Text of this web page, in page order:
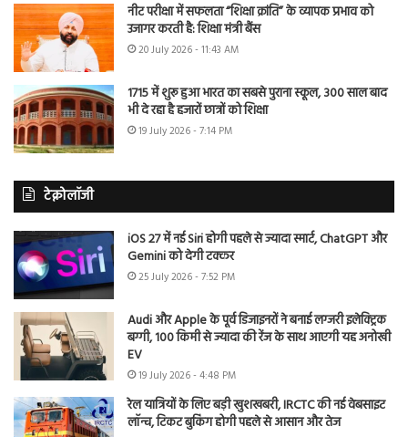
नीट परीक्षा में सफलता “शिक्षा क्रांति” के व्यापक प्रभाव को
उजागर करती है: शिक्षा मंत्री बैंस
20 July 2026 - 11:43 AM
1715 में शुरू हुआ भारत का सबसे पुराना स्कूल, 300 साल बाद
भी दे रहा है हजारों छात्रों को शिक्षा
19 July 2026 - 7:14 PM
टेक्नोलॉजी
iOS 27 में नई Siri होगी पहले से ज्यादा स्मार्ट, ChatGPT और
Gemini को देगी टक्कर
25 July 2026 - 7:52 PM
Audi और Apple के पूर्व डिजाइनरों ने बनाई लग्जरी इलेक्ट्रिक
बग्गी, 100 किमी से ज्यादा की रेंज के साथ आएगी यह अनोखी
EV
19 July 2026 - 4:48 PM
रेल यात्रियों के लिए बड़ी खुशखबरी, IRCTC की नई वेबसाइट
लॉन्च, टिकट बुकिंग होगी पहले से आसान और तेज